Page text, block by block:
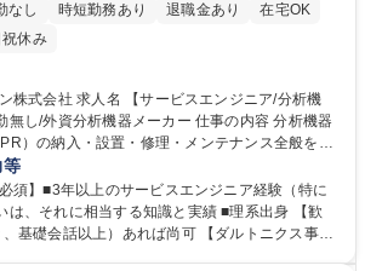
なし 時短勤務あり 退職金あり
在宅OK
休み
スエンジニア/分析機
分析機器メーカー 仕事の内容 分析機器
）の納入・設置・修理・メンテナンス全般をお
割含 ・トラブルシューティング ・機器のメンテ
グレードのプロモーション 募集職種 【サ
器】緊急呼び出し・転勤無し/外資分析機器メー
等
須】■3年以上のサービスエンジニア経験（特に
、それに相当する知識と実績 ■理系出身 【歓
基礎会話以上）あれば尚可 【ダルトニクス事業